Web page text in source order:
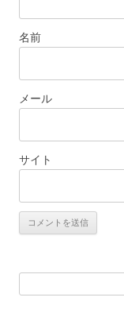
名前
メール
サイト
索: